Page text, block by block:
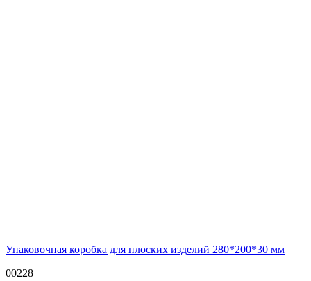
Упаковочная коробка для плоских изделий 280*200*30 мм
00228